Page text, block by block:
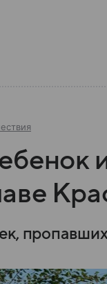
пропавших